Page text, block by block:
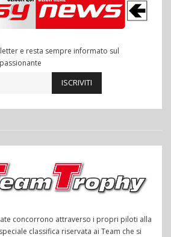
e resta sempre informato sul
ISCRIVITI
concorrono attraverso i propri piloti alla
classifica riservata ai Team che si